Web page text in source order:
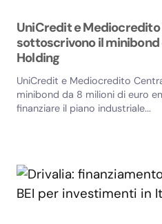
UniCredit e
sottoscrivono il minibond
Holding
UniCredit e Mediocredito
minibond da 8 milioni di euro
finanziare il piano industriale...